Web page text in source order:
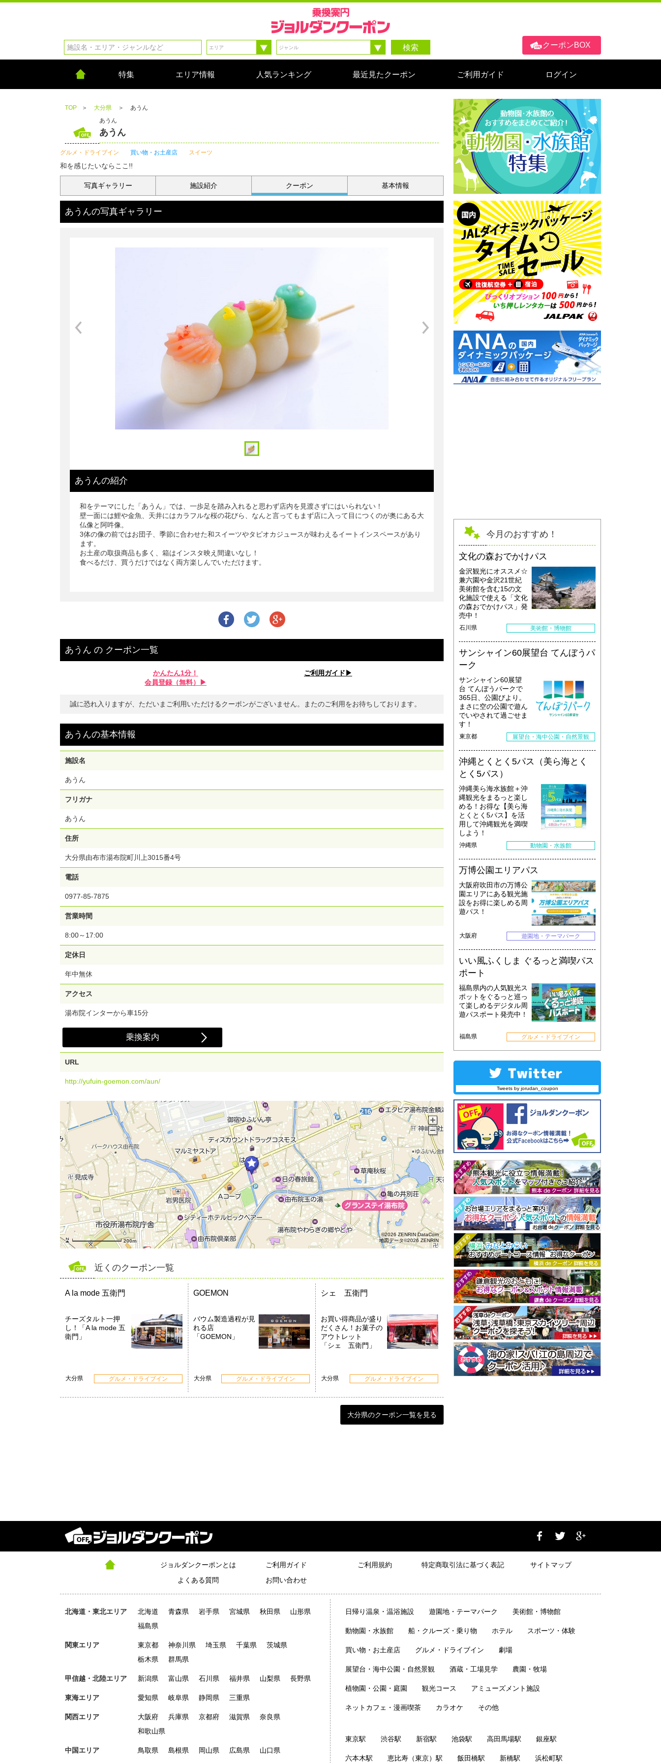
クーポンBOX
検索
特集 エリア情報 人気ランキング 最近見たクーポン ご利用ガイド ログイン
TOP ＞ 大分県 ＞
あうん
あうん
あうん
グルメ・ドライブイン 買い物・お土産店 スイーツ
和を感じたいならここ!!
写真ギャラリー 施設紹介 クーポン 基本情報
あうんの写真ギャラリー
あうんの紹介
和をテーマにした「あうん」では、一歩足を踏み入れると思わず店内を見渡さずにはいられない！
壁一面には鯉や金魚、天井にはカラフルな桜の花びら、なんと言ってもまず店に入って目につくのが奥にある大
仏像と阿吽像。
3体の像の前ではお団子、季節に合わせた和スイーツやタピオカジュースが味わえるイートインスペースがあり
ます。
お土産の取扱商品も多く、箱はインスタ映え間違いなし！
食べるだけ、買うだけではなく両方楽しんでいただけます。
あうん の クーポン一覧
かんたん1分！
会員登録（無料）▶︎
ご利用ガイド▶︎
誠に恐れ入りますが、ただいまご利用いただけるクーポンがございません。またのご利用をお待ちしております。
あうんの基本情報
施設名
あうん
フリガナ
あうん
住所
大分県由布市湯布院町川上3015番4号
電話
0977-85-7875
営業時間
8:00～17:00
定休日
年中無休
アクセス
湯布院インターから車15分
乗換案内
URL
http://yufuin-goemon.com/aun/
200m
©2026 ZENRIN DataCom
地図データ©2026 ZENRIN
近くのクーポン一覧
A la mode 五衛門
チーズタルト一押
し！「A la mode 五
衛門」
大分県 グルメ・ドライブイン
GOEMON
バウム製造過程が見
れる店
「GOEMON」
大分県 グルメ・ドライブイン
シェ 五衛門
お買い得商品が盛り
だくさん！お菓子の
アウトレット
「シェ 五衛門」
大分県 グルメ・ドライブイン
大分県のクーポン一覧を見る
今月のおすすめ！
文化の森おでかけパス
金沢観光にオススメ☆
兼六園や金沢21世紀
美術館を含む15の文
化施設で使える「文化
の森おでかけパス」発
売中！
石川県 美術館・博物館
サンシャイン60展望台 てんぼうパ
ーク
サンシャイン60展望
台 てんぼうパークで
365日、公園びより。
まさに空の公園で遊ん
でいやされて過ごせま
す！
東京都 展望台・海中公園・自然景観
沖縄とくとく5パス（美ら海とく
とく5パス）
沖縄美ら海水族館＋沖
縄観光をまるっと楽し
める！お得な【美ら海
とくとく5パス】を活
用して沖縄観光を満喫
しよう！
沖縄県 動物園・水族館
万博公園エリアパス
大阪府吹田市の万博公
園エリアにある観光施
設をお得に楽しめる周
遊パス！
大阪府 遊園地・テーマパーク
いい風ふくしま ぐるっと満喫パス
ポート
福島県内の人気観光ス
ポットをぐるっと巡っ
て楽しめるデジタル周
遊パスポート発売中！
福島県 グルメ・ドライブイン
Tweets by jorudan_coupon
ジョルダンクーポンとは ご利用ガイド ご利用規約 特定商取引法に基づく表記
サイトマップ
よくある質問
お問い合わせ
北海道・東北エリア 北海道 青森県 岩手県 宮城県 秋田県
山形県
福島県
関東エリア 東京都 神奈川県 埼玉県 千葉県
茨城県
栃木県
群馬県
甲信越・北陸エリア 新潟県 富山県 石川県 福井県 山梨県 長野県
東海エリア 愛知県 岐阜県 静岡県 三重県
関西エリア 大阪府 兵庫県 京都府 滋賀県
奈良県
和歌山県
中国エリア 鳥取県 島根県 岡山県 広島県 山口県
日帰り温泉・温浴施設 遊園地・テーマパーク 美術館・博物館
動物園・水族館 船・クルーズ・乗り物 ホテル スポーツ・体験
買い物・お土産店 グルメ・ドライブイン 劇場
展望台・海中公園・自然景観 酒蔵・工場見学 農園・牧場
植物園・公園・庭園 観光コース アミューズメント施設
ネットカフェ・漫画喫茶 カラオケ その他
東京駅 渋谷駅 新宿駅 池袋駅 高田馬場駅 銀座駅
六本木駅 恵比寿（東京）駅 飯田橋駅 新橋駅 浜松町駅